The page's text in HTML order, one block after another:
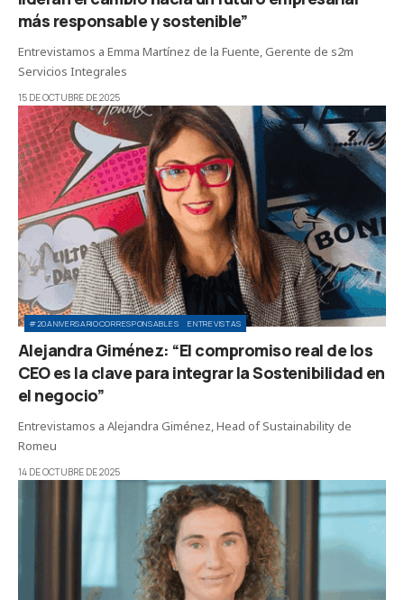
más responsable y sostenible”
Entrevistamos a Emma Martínez de la Fuente, Gerente de s2m
Servicios Integrales
15 DE OCTUBRE DE 2025
#20ANIVERSARIOCORRESPONSABLES ENTREVISTAS
Alejandra Giménez: “El compromiso real de los
CEO es la clave para integrar la Sostenibilidad en
el negocio”
Entrevistamos a Alejandra Giménez, Head of Sustainability de
Romeu
14 DE OCTUBRE DE 2025